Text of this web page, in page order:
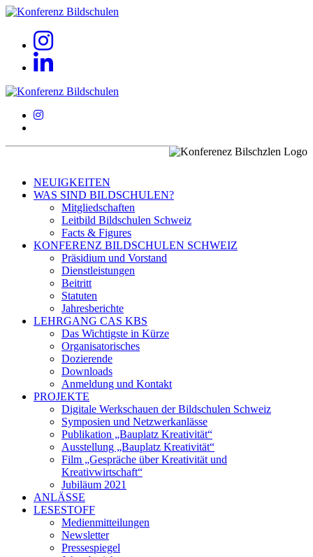
NEUIGKEITEN
WAS SIND BILDSCHULEN?
Mitgliedschaften
Leitbild Bildschulen Schweiz
Facts & Figures
KONFERENZ BILDSCHULEN SCHWEIZ
Präsidium und Vorstand
Dienstleistungen
Beitritt
Statuten
Jahresberichte
LEHRGANG CAS KBS
Das Wichtigste in Kürze
Organisatorisches
Dozierende
Downloads
Anmeldung und Kontakt
PROJEKTE
Digitale Werkschauen der Bildschulen Schweiz
Symposien und Netzwerkanlässe
Publikation „Bauplatz Kreativität“
Ausstellung „Bauplatz Kreativität“
Film „Gespräche über Kreativität und
Kreativwirtschaft“
Jubiläum 2021
ANLÄSSE
LESESTOFF
Medienmitteilungen
Newsletter
Pressespiegel